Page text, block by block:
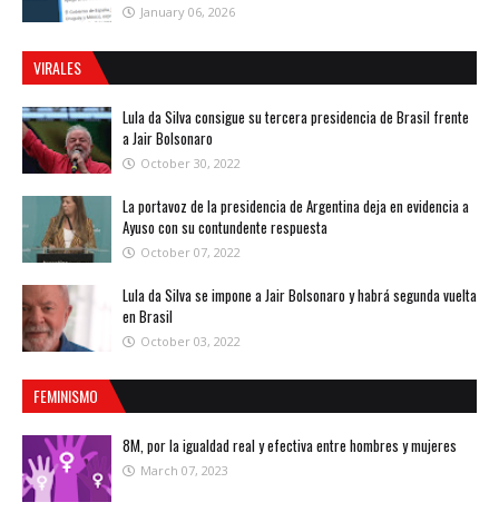
January 06, 2026
VIRALES
Lula da Silva consigue su tercera presidencia de Brasil frente
a Jair Bolsonaro
October 30, 2022
La portavoz de la presidencia de Argentina deja en evidencia a
Ayuso con su contundente respuesta
October 07, 2022
Lula da Silva se impone a Jair Bolsonaro y habrá segunda vuelta
en Brasil
October 03, 2022
FEMINISMO
8M, por la igualdad real y efectiva entre hombres y mujeres
March 07, 2023